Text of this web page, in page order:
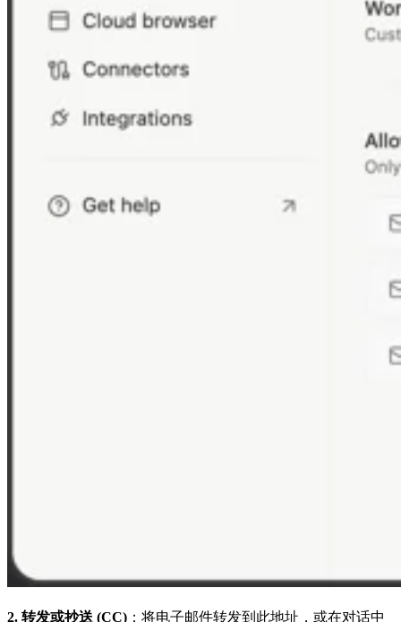
2. 转发或抄送 (CC) ：将电子邮件转发到此地址，或在对话中